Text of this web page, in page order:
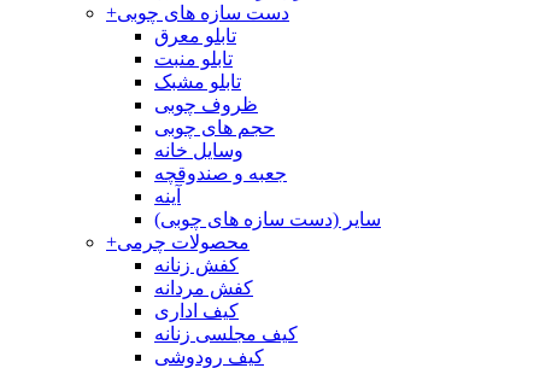
+دست سازه های چوبی
تابلو معرق
تابلو منبت
تابلو مشبک
ظروف چوبی
حجم های چوبی
وسایل خانه
جعبه و صندوقچه
آینه
سایر (دست سازه های چوبی)
+محصولات چرمی
کفش زنانه
کفش مردانه
کیف اداری
کیف مجلسی زنانه
کیف رودوشی